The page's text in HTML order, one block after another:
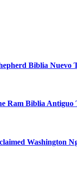
Biblia Nuevo
Ram Biblia Antiguo
Washington